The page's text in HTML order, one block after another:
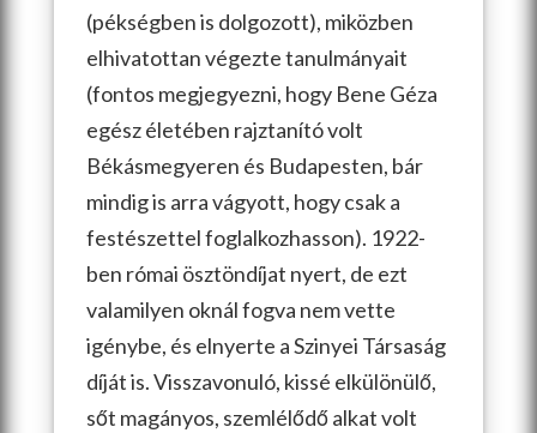
(pékségben is dolgozott), miközben
elhivatottan végezte tanulmányait
(fontos megjegyezni, hogy Bene Géza
egész életében rajztanító volt
Békásmegyeren és Budapesten, bár
mindig is arra vágyott, hogy csak a
festészettel foglalkozhasson). 1922-
ben római ösztöndíjat nyert, de ezt
valamilyen oknál fogva nem vette
igénybe, és elnyerte a Szinyei Társaság
díját is. Visszavonuló, kissé elkülönülő,
sőt magányos, szemlélődő alkat volt